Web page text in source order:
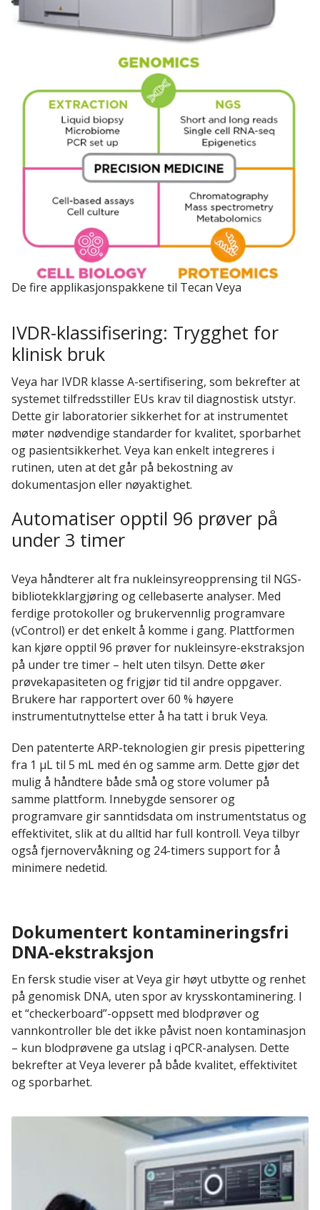
De fire applikasjonspakkene til Tecan Veya
IVDR-klassifisering: Trygghet for
klinisk bruk
Veya har IVDR klasse A-sertifisering, som bekrefter at
systemet tilfredsstiller EUs krav til diagnostisk utstyr.
Dette gir laboratorier sikkerhet for at instrumentet
møter nødvendige standarder for kvalitet, sporbarhet
og pasientsikkerhet. Veya kan enkelt integreres i
rutinen, uten at det går på bekostning av
dokumentasjon eller nøyaktighet.
Automatiser opptil 96 prøver på
under 3 timer
Veya håndterer alt fra nukleinsyreopprensing til NGS-
bibliotekklargjøring og cellebaserte analyser. Med
ferdige protokoller og brukervennlig programvare
(vControl) er det enkelt å komme i gang. Plattformen
kan kjøre opptil 96 prøver for nukleinsyre-ekstraksjon
på under tre timer – helt uten tilsyn. Dette øker
prøvekapasiteten og frigjør tid til andre oppgaver.
Brukere har rapportert over 60 % høyere
instrumentutnyttelse etter å ha tatt i bruk Veya.
Den patenterte ARP-teknologien gir presis pipettering
fra 1 µL til 5 mL med én og samme arm. Dette gjør det
mulig å håndtere både små og store volumer på
samme plattform. Innebygde sensorer og
programvare gir sanntidsdata om instrumentstatus og
effektivitet, slik at du alltid har full kontroll. Veya tilbyr
også fjernovervåkning og 24-timers support for å
minimere nedetid.
Dokumentert kontamineringsfri
DNA-ekstraksjon
En fersk studie viser at Veya gir høyt utbytte og renhet
på genomisk DNA, uten spor av krysskontaminering. I
et “checkerboard”-oppsett med blodprøver og
vannkontroller ble det ikke påvist noen kontaminasjon
– kun blodprøvene ga utslag i qPCR-analysen. Dette
bekrefter at Veya leverer på både kvalitet, effektivitet
og sporbarhet.